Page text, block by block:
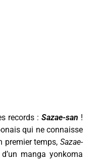
records : Sazae-san !
qui ne connaisse
premier temps, Sazae-
manga yonkoma